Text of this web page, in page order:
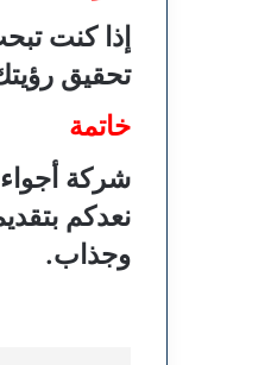
إذا كنت
تحقيق
خاتمة
شركة أجواء
نعدكم
وجذاب.